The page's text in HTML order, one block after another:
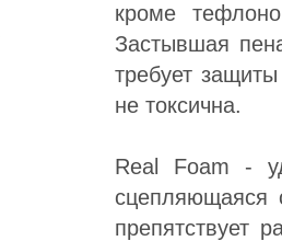
кроме
Застывшая
требует
не токсична.
Real Foam -
сцепляющаяся
препятствует